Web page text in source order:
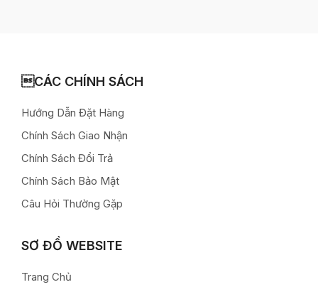
CÁC CHÍNH SÁCH
Hướng Dẫn Đặt Hàng
Chính Sách Giao Nhận
Chính Sách Đổi Trả
Chính Sách Bảo Mật
Câu Hỏi Thường Gặp
SƠ ĐỒ WEBSITE
Trang Chủ